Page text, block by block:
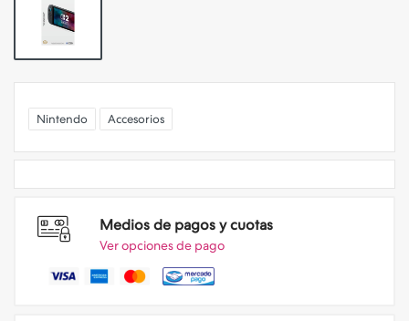
Nintendo Accesorios
Medios de pagos y cuotas
Ver opciones de pago